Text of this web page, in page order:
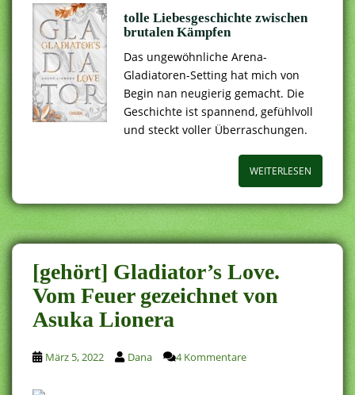
tolle Liebesgeschichte zwischen
brutalen Kämpfen
Das ungewöhnliche Arena-
Gladiatoren-Setting hat mich von
Begin nan neugierig gemacht. Die
Geschichte ist spannend, gefühlvoll
und steckt voller Überraschungen.
WEITERLESEN
[gehört] Gladiator’s Love.
Vom Feuer gezeichnet von
Asuka Lionera
März 5, 2022 Dana 4 Kommentare